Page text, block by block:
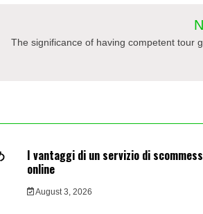
The significance of having competent tour
I vantaggi di un servizio di
online
August 3, 2026